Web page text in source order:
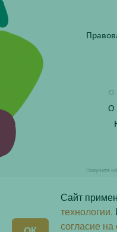
О
О
Получите
Сайт
технологии.
согласие на